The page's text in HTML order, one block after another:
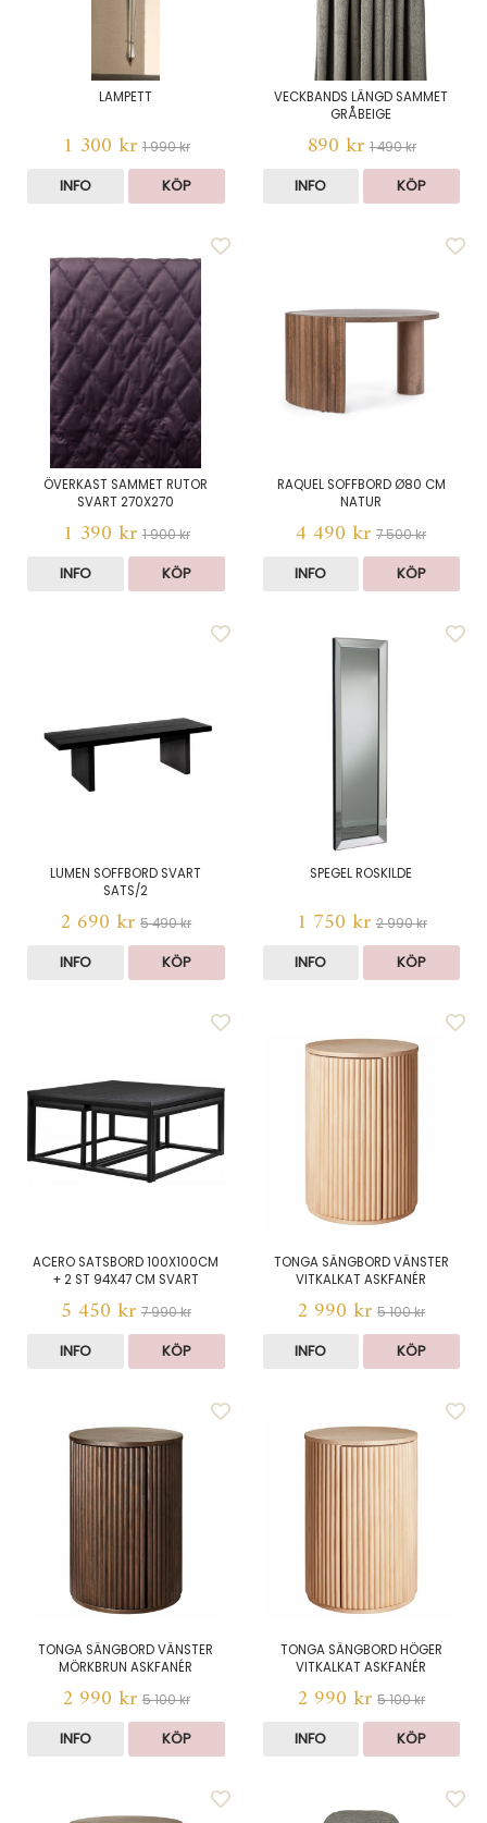
LAMPETT
1 300 kr 1 990 kr
INFO KÖP
VECKBANDS LÄNGD SAMMET
GRÅBEIGE
890 kr 1 490 kr
INFO KÖP
ÖVERKAST SAMMET RUTOR
SVART 270X270
1 390 kr 1 900 kr
INFO KÖP
RAQUEL SOFFBORD Ø80 CM
NATUR
4 490 kr 7 500 kr
INFO KÖP
LUMEN SOFFBORD SVART
SATS/2
2 690 kr 5 490 kr
INFO KÖP
SPEGEL ROSKILDE
1 750 kr 2 990 kr
INFO KÖP
ACERO SATSBORD 100X100CM
+ 2 ST 94X47 CM SVART
5 450 kr 7 990 kr
INFO KÖP
TONGA SÄNGBORD VÄNSTER
VITKALKAT ASKFANÉR
2 990 kr 5 100 kr
INFO KÖP
TONGA SÄNGBORD VÄNSTER
MÖRKBRUN ASKFANÉR
2 990 kr 5 100 kr
INFO KÖP
TONGA SÄNGBORD HÖGER
VITKALKAT ASKFANÉR
2 990 kr 5 100 kr
INFO KÖP